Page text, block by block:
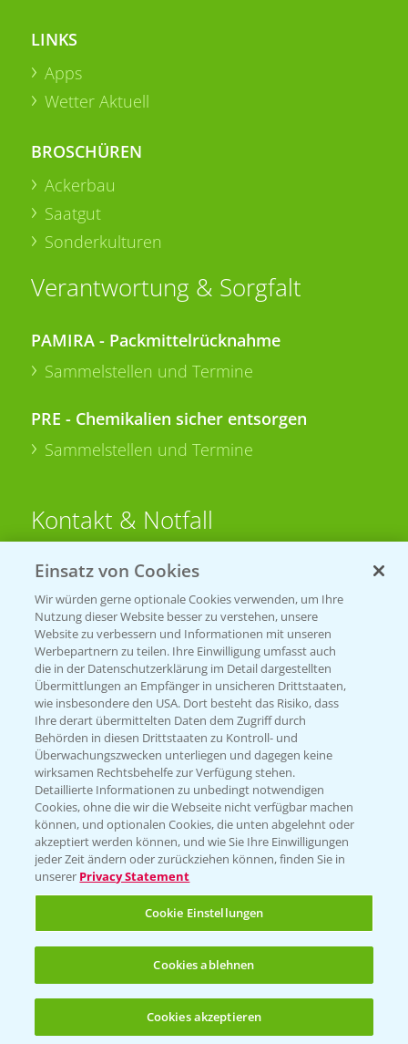
LINKS
Apps
Wetter Aktuell
BROSCHÜREN
Ackerbau
Saatgut
Sonderkulturen
Verantwortung & Sorgfalt
PAMIRA - Packmittelrücknahme
Sammelstellen und Termine
PRE - Chemikalien sicher entsorgen
Sammelstellen und Termine
Kontakt & Notfall
Beratung auf WhatsApp
T.+49 (0)174 346 564 1
KONTAKT
Hilfe in Notfällen
T.+49 (0)214/30-20220
Folgen Sie uns
Allgemeine Nutzungsbedingungen Datenschutzerklärung
Einsatz von Cookies
Wir würden gerne optionale Cookies verwenden, um Ihre
Nutzung dieser Website besser zu verstehen, unsere
Website zu verbessern und Informationen mit unseren
Werbepartnern zu teilen. Ihre Einwilligung umfasst auch
die in der Datenschutzerklärung im Detail dargestellten
Übermittlungen an Empfänger in unsicheren Drittstaaten,
wie insbesondere den USA. Dort besteht das Risiko, dass
Ihre derart übermittelten Daten dem Zugriff durch
Behörden in diesen Drittstaaten zu Kontroll- und
Überwachungszwecken unterliegen und dagegen keine
wirksamen Rechtsbehelfe zur Verfügung stehen.
Detaillierte Informationen zu unbedingt notwendigen
Cookies, ohne die wir die Webseite nicht verfügbar machen
können, und optionalen Cookies, die unten abgelehnt oder
akzeptiert werden können, und wie Sie Ihre Einwilligungen
jeder Zeit ändern oder zurückziehen können, finden Sie in
unserer Privacy Statement
Cookie Einstellungen
Cookies ablehnen
Cookies akzeptieren